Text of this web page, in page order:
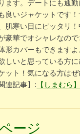
ます。デートにも通
良いジャケットです
肌寒い日にピッタリ
豪華でオシャレなの
形カバーもできます
しいと思っている方
ット！気になる方は
関連記事】: 【しまむら
ージ